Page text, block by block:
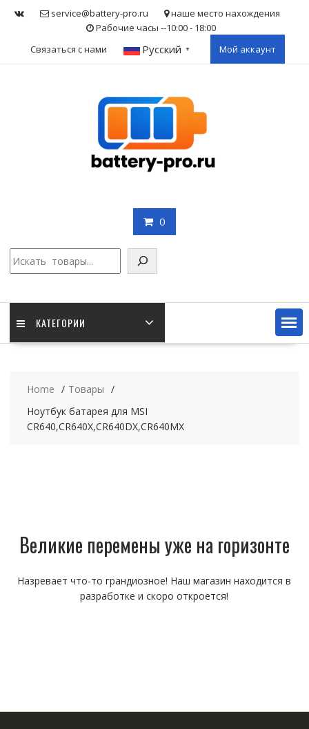
service@battery-pro.ru
наше место нахождения
Рабочие часы --10:00 - 18:00
Связаться с нами
Русский ▼ Мой аккаунт
0
КАТЕГОРИИ
Home
Товары
Ноутбук батарея для MSI
CR640,CR640X,CR640DX,CR640MX
Великие перемены уже на горизонте
Назревает что-то грандиозное! Наш магазин находится в
разработке и скоро откроется!